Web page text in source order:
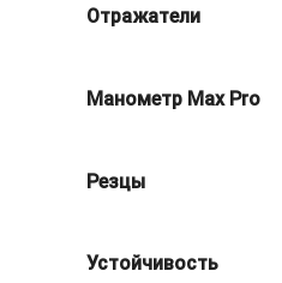
Отражатели
Манометр Max Pro
Резцы
Устойчивость